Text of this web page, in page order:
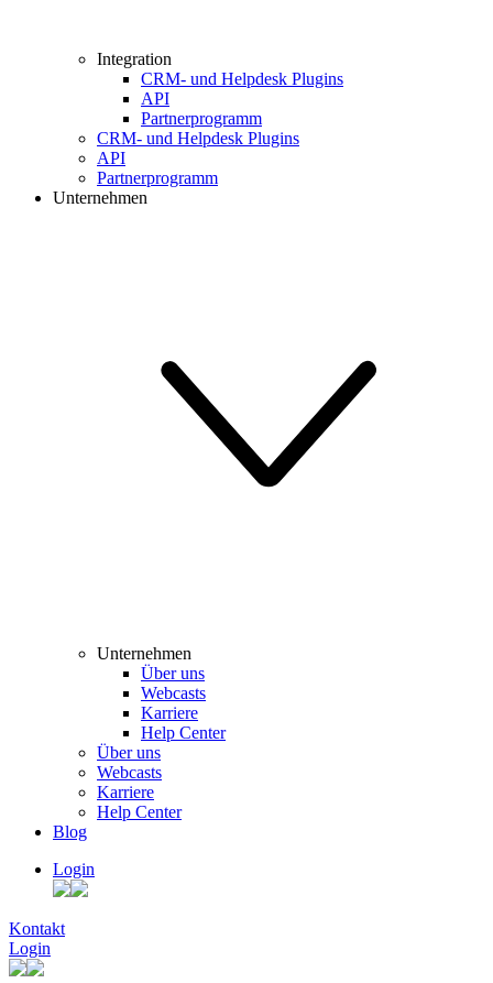
Integration
CRM- und Helpdesk Plugins
API
Partnerprogramm
CRM- und Helpdesk Plugins
API
Partnerprogramm
Unternehmen
Unternehmen
Über uns
Webcasts
Karriere
Help Center
Über uns
Webcasts
Karriere
Help Center
Blog
Login
Kontakt
Login